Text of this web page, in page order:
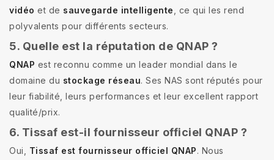
vidéo et de sauvegarde intelligente , ce qui les rend
polyvalents pour différents secteurs.
5. Quelle est la réputation de QNAP ?
QNAP est reconnu comme un leader mondial dans le
domaine du stockage réseau. Ses NAS sont réputés pour
leur fiabilité, leurs performances et leur excellent rapport
qualité/prix.
6. Tissaf est-il fournisseur officiel QNAP ?
Oui, Tissaf est fournisseur officiel QNAP. Nous